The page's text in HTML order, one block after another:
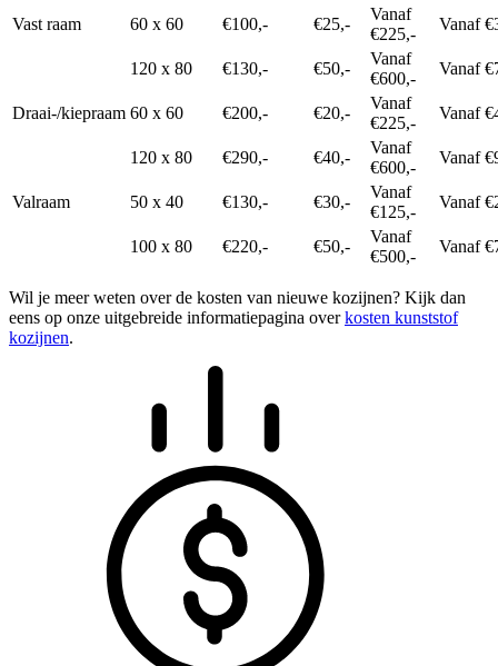
Vast raam 60 x 60 €100,- €25,-
Vanaf
€225,-
Vanaf
120 x 80 €130,- €50,-
Vanaf
€600,-
Vanaf
Draai-/kiepraam 60 x 60 €200,- €20,-
Vanaf
€225,-
Vanaf
120 x 80 €290,- €40,-
Vanaf
€600,-
Vanaf
Valraam 50 x 40 €130,- €30,-
Vanaf
€125,-
Vanaf
100 x 80 €220,- €50,-
Vanaf
€500,-
Vanaf
Wil je meer weten over de kosten van nieuwe kozijnen? Kijk dan
eens op onze uitgebreide informatiepagina overkosten kunststof
kozijnen.